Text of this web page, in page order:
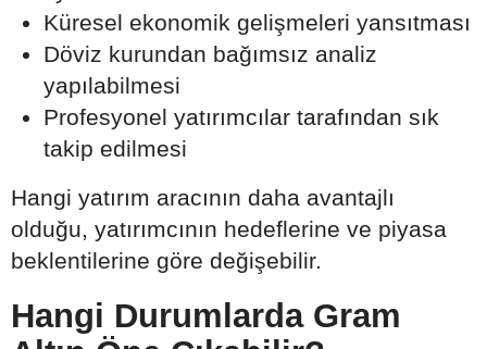
Küresel ekonomik gelişmeleri yansıtması
Döviz kurundan bağımsız analiz
yapılabilmesi
Profesyonel yatırımcılar tarafından sık
takip edilmesi
Hangi yatırım aracının daha avantajlı
olduğu, yatırımcının hedeflerine ve piyasa
beklentilerine göre değişebilir.
Hangi Durumlarda Gram